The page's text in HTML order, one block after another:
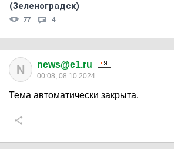
(Зеленоградск)
77 4
N news@e1.ru
00:08, 08.10.2024
Тема автоматически закрыта.